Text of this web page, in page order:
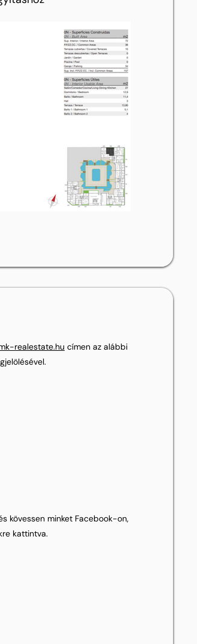
realestate.hu címen az alábbi
kövessen minket Facebook-on,
kattintva.